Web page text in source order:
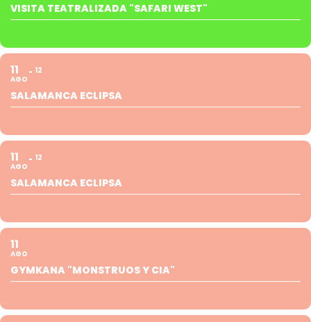
VISITA TEATRALIZADA "SAFARI WEST"
11
AGO
12
SALAMANCA ECLIPSA
11
AGO
12
SALAMANCA ECLIPSA
11
AGO
GYMKANA "MONSTRUOS Y CIA"